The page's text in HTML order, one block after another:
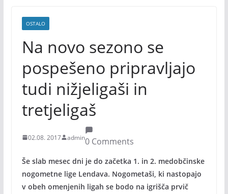
OSTALO
Na novo sezono se
pospešeno pripravljajo
tudi nižjeligaši in
tretjeligaš
02.08. 2017 admin0 Comments
Še slab mesec dni je do začetka 1. in 2. medobčinske
nogometne lige Lendava. Nogometaši, ki nastopajo
v obeh omenjenih ligah se bodo na igrišča prvič